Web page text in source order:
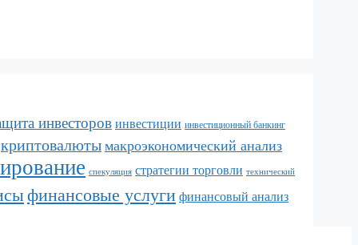
инвесторов инвестиции инвестиционный банкинг
криптовалюты макроэкономический анализ
спекуляция стратегии торговли технический
финансовые услуги финансовый анализ